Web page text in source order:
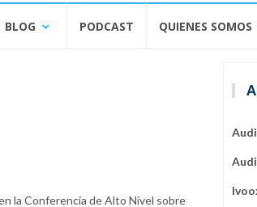
BLOG PODCAST QUIENES SOMOS
la Conferencia de Alto Nivel sobre